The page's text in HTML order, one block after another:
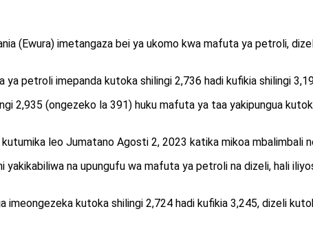
(Ewura) imetangaza bei ya ukomo kwa mafuta ya petroli,
petroli imepanda kutoka shilingi 2,736 hadi kufikia shilingi
2,935 (ongezeko la 391) huku mafuta ya taa yakipungua
leo Jumatano Agosti 2, 2023 katika mikoa mbalimbali
yakikabiliwa na upungufu wa mafuta ya petroli na dizeli, hali
kutoka shilingi 2,724 hadi kufikia 3,245, dizeli